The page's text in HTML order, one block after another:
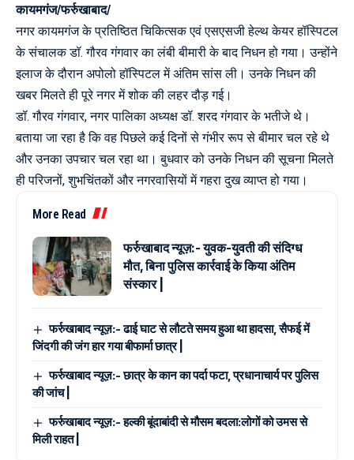
कायमगंज/फर्रुखाबाद/
नगर कायमगंज के प्रतिष्ठित चिकित्सक एवं एसएसजी हेल्थ केयर हॉस्पिटल
के संचालक डॉ. गौरव गंगवार का लंबी बीमारी के बाद निधन हो गया। उन्होंने
इलाज के दौरान अपोलो हॉस्पिटल में अंतिम सांस ली। उनके निधन की
खबर मिलते ही पूरे नगर में शोक की लहर दौड़ गई।
डॉ. गौरव गंगवार, नगर पालिका अध्यक्ष डॉ. शरद गंगवार के भतीजे थे।
बताया जा रहा है कि वह पिछले कई दिनों से गंभीर रूप से बीमार चल रहे थे
और उनका उपचार चल रहा था। बुधवार को उनके निधन की सूचना मिलते
ही परिजनों, शुभचिंतकों और नगरवासियों में गहरा दुख व्याप्त हो गया।
More Read
फर्रुखाबाद न्यूज़:- युवक-युवती की संदिग्ध
मौत, बिना पुलिस कार्रवाई के किया अंतिम
संस्कार |
फर्रुखाबाद न्यूज़:- ढाई घाट से लौटते समय हुआ था हादसा, सैफई में
जिंदगी की जंग हार गया बीफार्मा छात्र |
फर्रुखाबाद न्यूज़:- छात्र के कान का पर्दा फटा, प्रधानाचार्य पर पुलिस
की जांच |
फर्रुखाबाद न्यूज़:- हल्की बूंदाबांदी से मौसम बदला:लोगों को उमस से
मिली राहत |